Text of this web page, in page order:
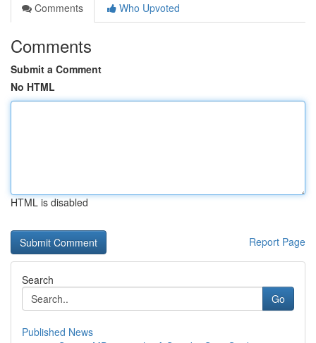
Comments
Who Upvoted
Comments
Submit a Comment
No HTML
HTML is disabled
Report Page
Search
Go
Published News